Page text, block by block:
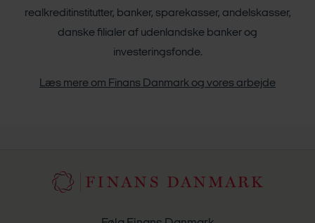
realkreditinstitutter, banker, sparekasser, andelskasser,
danske filialer af udenlandske banker og
investeringsfonde.
Læs mere om Finans Danmark og vores arbejde